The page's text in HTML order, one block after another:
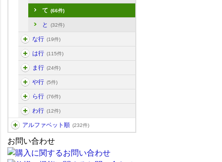
て (66件)
と (32件)
な行 (19件)
は行 (115件)
ま行 (24件)
や行 (5件)
ら行 (76件)
わ行 (12件)
アルファベット順 (232件)
お問い合わせ